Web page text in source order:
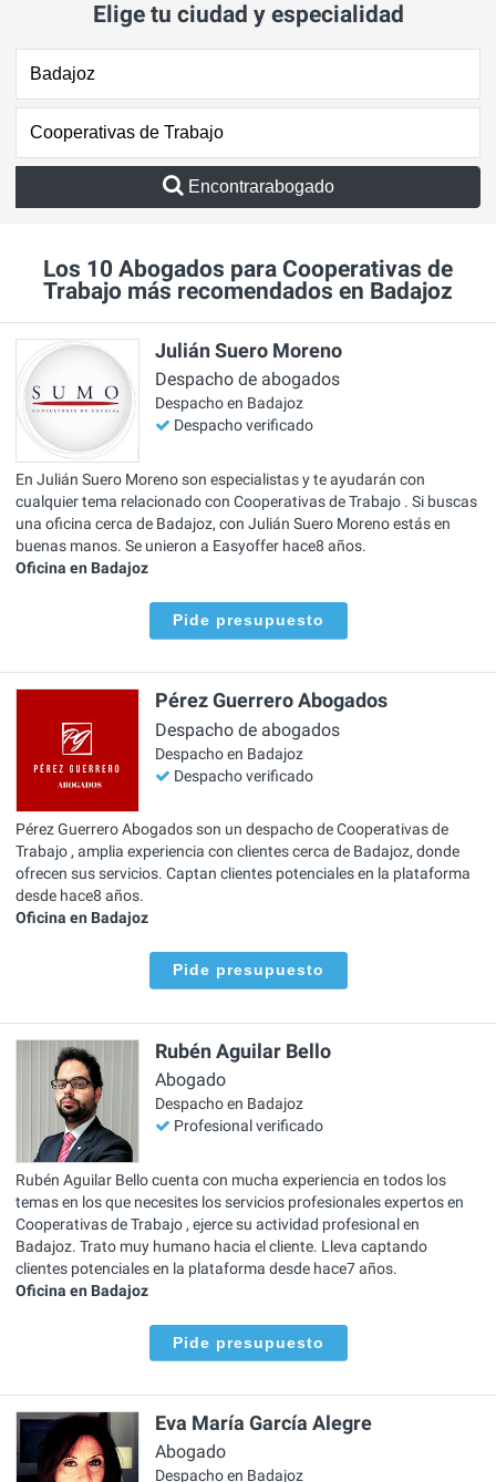
Elige tu ciudad y especialidad
Encontrarabogado
Los 10 Abogados para Cooperativas de
Trabajo más recomendados en Badajoz
Julián Suero Moreno
Despacho de abogados
Despacho en Badajoz
Despacho verificado
En Julián Suero Moreno son especialistas y te ayudarán con
cualquier tema relacionado con Cooperativas de Trabajo . Si buscas
una oficina cerca de Badajoz, con Julián Suero Moreno estás en
buenas manos. Se unieron a Easyoffer hace8 años.
Oficina en Badajoz
Pide presupuesto
Pérez Guerrero Abogados
Despacho de abogados
Despacho en Badajoz
Despacho verificado
Pérez Guerrero Abogados son un despacho de Cooperativas de
Trabajo , amplia experiencia con clientes cerca de Badajoz, donde
ofrecen sus servicios. Captan clientes potenciales en la plataforma
desde hace8 años.
Oficina en Badajoz
Pide presupuesto
Rubén Aguilar Bello
Abogado
Despacho en Badajoz
Profesional verificado
Rubén Aguilar Bello cuenta con mucha experiencia en todos los
temas en los que necesites los servicios profesionales expertos en
Cooperativas de Trabajo , ejerce su actividad profesional en
Badajoz. Trato muy humano hacia el cliente. Lleva captando
clientes potenciales en la plataforma desde hace7 años.
Oficina en Badajoz
Pide presupuesto
Eva María García Alegre
Abogado
Despacho en Badajoz